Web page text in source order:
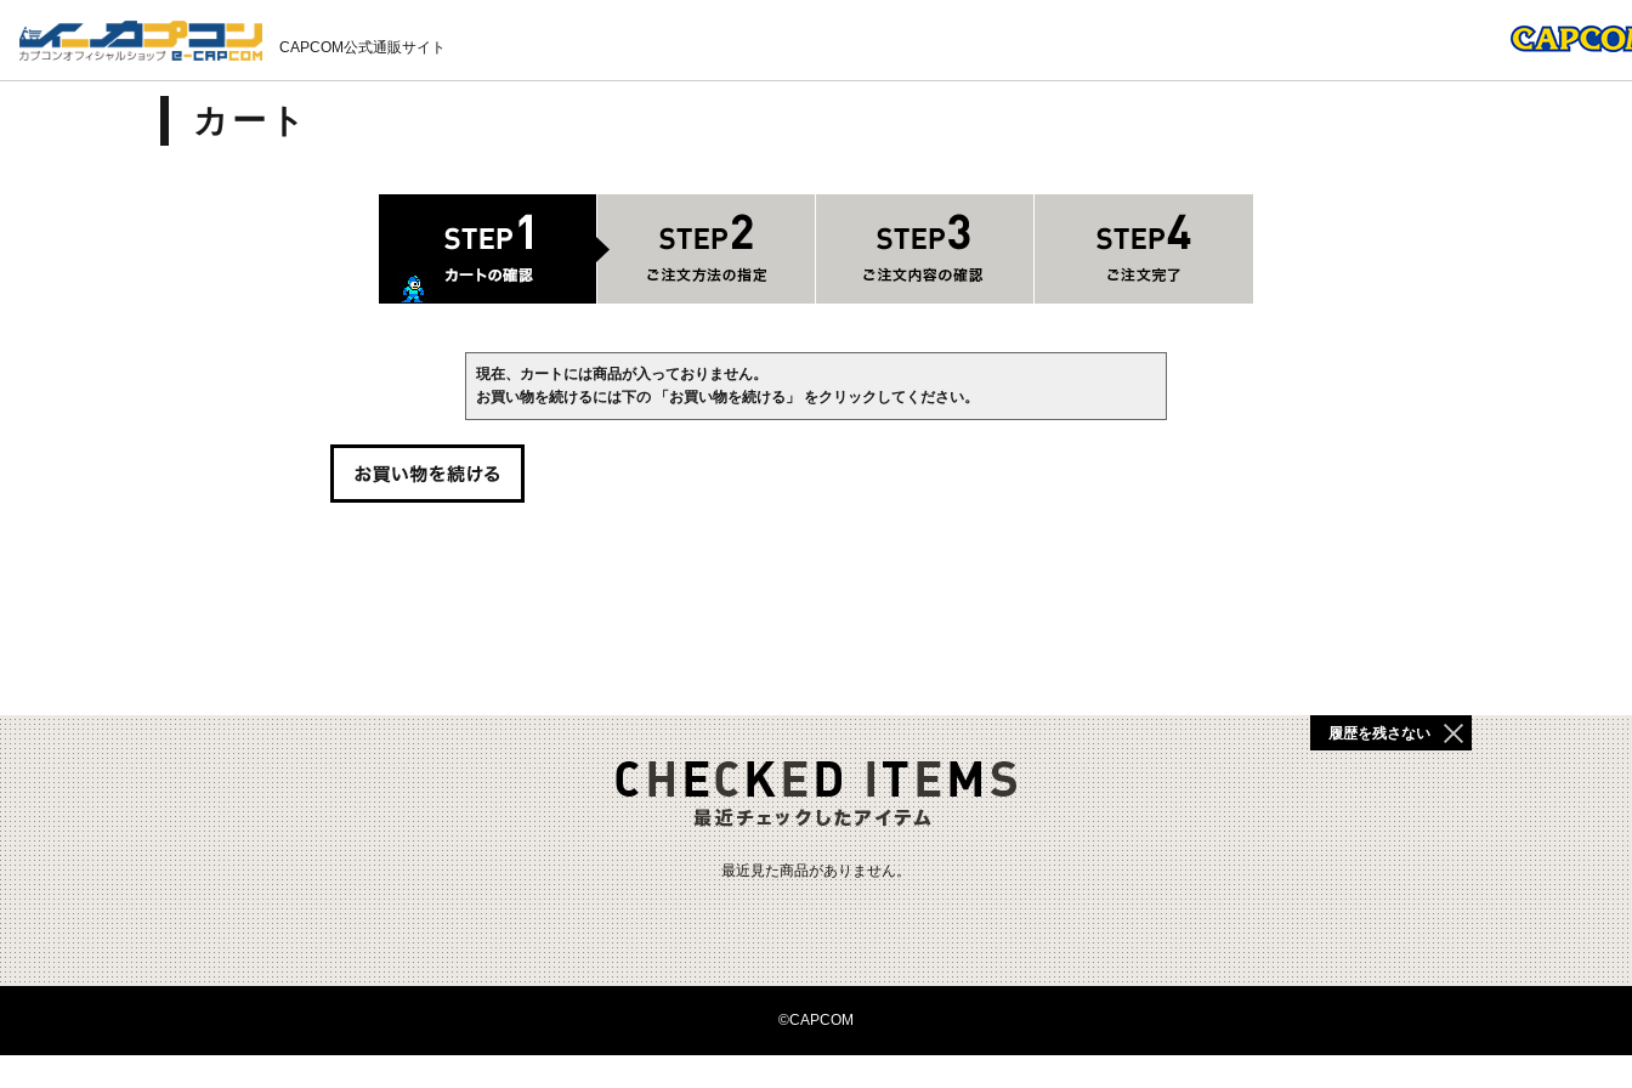
CAPCOM公式通販サイト
カート
現在、カートには商品が入っておりません。
お買い物を続けるには下の 「お買い物を続ける」 をクリックしてください。
最近見た商品がありません。
履歴を残さない
©CAPCOM